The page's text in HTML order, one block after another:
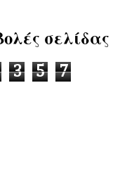
σελίδας
3 5 7